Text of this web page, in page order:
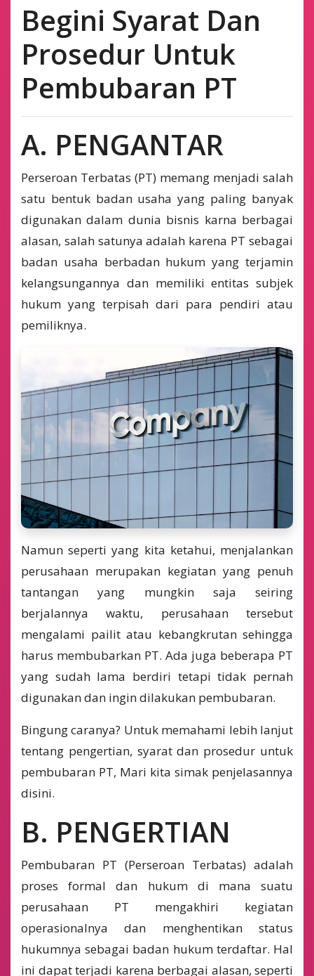
Begini Syarat Dan
Prosedur Untuk
Pembubaran PT
A. PENGANTAR
Perseroan Terbatas (PT) memang menjadi salah
satu bentuk badan usaha yang paling banyak
digunakan dalam dunia bisnis karna berbagai
alasan, salah satunya adalah karena PT sebagai
badan usaha berbadan hukum yang terjamin
kelangsungannya dan memiliki entitas subjek
hukum yang terpisah dari para pendiri atau
pemiliknya.
Namun seperti yang kita ketahui, menjalankan
perusahaan merupakan kegiatan yang penuh
tantangan yang mungkin saja seiring
berjalannya waktu, perusahaan tersebut
mengalami pailit atau kebangkrutan sehingga
harus membubarkan PT. Ada juga beberapa PT
yang sudah lama berdiri tetapi tidak pernah
digunakan dan ingin dilakukan pembubaran.
Bingung caranya? Untuk memahami lebih lanjut
tentang pengertian, syarat dan prosedur untuk
pembubaran PT, Mari kita simak penjelasannya
disini.
B. PENGERTIAN
Pembubaran PT (Perseroan Terbatas) adalah
proses formal dan hukum di mana suatu
perusahaan PT mengakhiri kegiatan
operasionalnya dan menghentikan status
hukumnya sebagai badan hukum terdaftar. Hal
ini dapat terjadi karena berbagai alasan, seperti